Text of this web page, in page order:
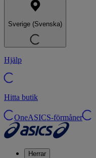
Sverige (Svenska)
Hjälp
Hitta butik
OneASICS-förmåner
Herrar